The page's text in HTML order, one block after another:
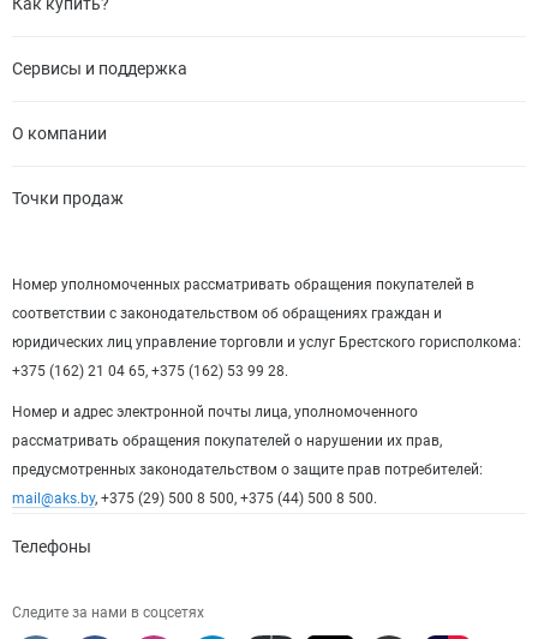
Сервисы и поддержка
О компании
Точки продаж
Номер уполномоченных рассматривать обращения покупателей в
соответствии с законодательством об обращениях граждан и
юридических лиц управление торговли и услуг Брестского горисполкома:
+375 (162) 21 04 65, +375 (162) 53 99 28.
Номер и адрес электронной почты лица, уполномоченного
рассматривать обращения покупателей о нарушении их прав,
предусмотренных законодательством о защите прав потребителей:
mail@aks.by, +375 (29) 500 8 500, +375 (44) 500 8 500.
Телефоны
Следите за нами в соцсетях